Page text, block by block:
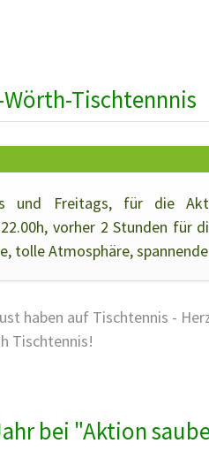
Tischtennnis
und Freitags, für die
vorher 2 Stunden für
tolle Atmosphäre,
haben auf Tischtennis -
Tischtennis!
bei "Aktion